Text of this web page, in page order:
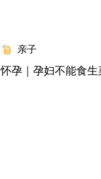
亲子
怀孕｜孕妇不能食